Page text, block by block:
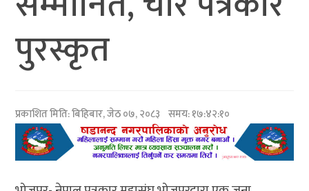
पुरस्कृत
प्रकाशित मिति:बिहिबार, जेठ ०७, २०८३ समय: १७:४२:१०